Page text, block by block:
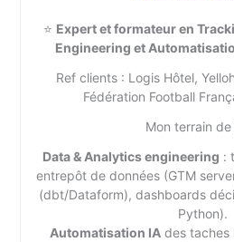
⭐ Expert et formateur en
Engineering et
Ref clients : Logis Hôtel,
Fédération Football
Mon terrain de
Data & Analytics engineering :
entrepôt de données (GTM
(dbt/Dataform), dashboards
Python).
Automatisation IAdes taches